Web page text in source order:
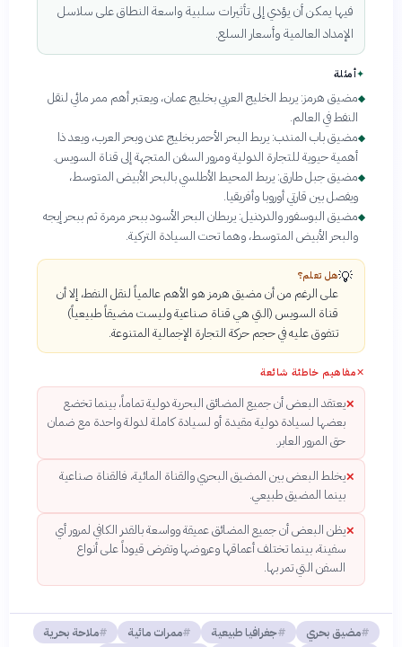
فيها يمكن أن يؤدي إلى تأثيرات سلبية واسعة النطاق على سلاسل
الإمداد العالمية وأسعار السلع.
✦أمثلة
◆مضيق هرمز: يربط الخليج العربي بخليج عمان، ويعتبر أهم ممر مائي لنقل
النفط في العالم.
◆مضيق باب المندب: يربط البحر الأحمر بخليج عدن وبحر العرب، ويعد ذا
أهمية حيوية للتجارة الدولية ومرور السفن المتجهة إلى قناة السويس.
◆مضيق جبل طارق: يربط المحيط الأطلسي بالبحر الأبيض المتوسط،
ويفصل بين قارتي أوروبا وأفريقيا.
◆مضيق البوسفور والدردنيل: يربطان البحر الأسود ببحر مرمرة ثم ببحر إيجه
والبحر الأبيض المتوسط، وهما تحت السيادة التركية.
💡هل تعلم؟
على الرغم من أن مضيق هرمز هو الأهم عالمياً لنقل النفط، إلا أن
قناة السويس (التي هي قناة صناعية وليست مضيقاً طبيعياً)
تتفوق عليه في حجم حركة التجارة الإجمالية المتنوعة.
✕مفاهيم خاطئة شائعة
✕يعتقد البعض أن جميع المضائق البحرية دولية تماماً، بينما تخضع
بعضها لسيادة دولية مقيدة أو لسيادة كاملة لدولة واحدة مع ضمان
حق المرور العابر.
✕يخلط البعض بين المضيق البحري والقناة المائية، فالقناة صناعية
بينما المضيق طبيعي.
✕يظن البعض أن جميع المضائق عميقة وواسعة بالقدر الكافي لمرور أي
سفينة، بينما تختلف أعماقها وعروضها وتفرض قيوداً على أنواع
السفن التي تمر بها.
مضيق بحري جغرافيا طبيعية ممرات مائية
ملاحة بحرية